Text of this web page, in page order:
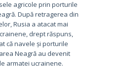
agricole prin porturile
După retragerea din
Rusia a atacat mai
drept răspuns,
că navele și porturile
Neagră au devenit
armatei ucrainene.